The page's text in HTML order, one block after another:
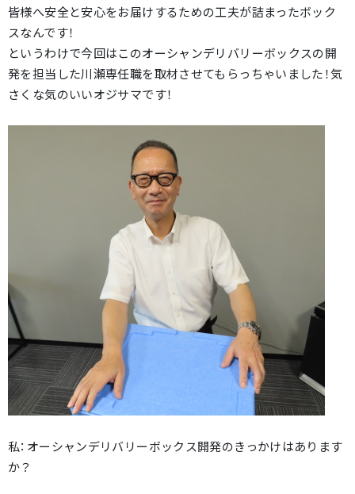
皆様へ安全と安心をお届けするための工夫が詰まったボック
スなんです！
というわけで今回はこのオーシャンデリバリーボックスの開
発を担当した川瀬専任職を取材させてもらっちゃいました！気
さくな気のいいオジサマです！
私：オーシャンデリバリーボックス開発のきっかけはあります
か？